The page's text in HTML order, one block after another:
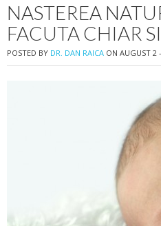
NASTEREA
FACUTA CHIAR
POSTED BY DR. DAN RAICA ON AUGUST 2